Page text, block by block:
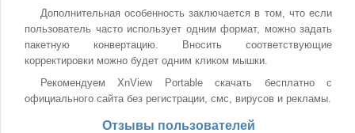
Дополнительная особенность заключается в том, что если
пользователь часто использует одним формат, можно задать
пакетную конвертацию. Вносить соответствующие
корректировки можно будет одним кликом мышки.
Рекомендуем XnView Portable скачать бесплатно с
официального сайта без регистрации, смс, вирусов и рекламы.
Отзывы пользователей